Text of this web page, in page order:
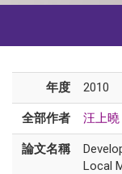
年度 2010
全部作者 汪上曉
論文名稱
Local